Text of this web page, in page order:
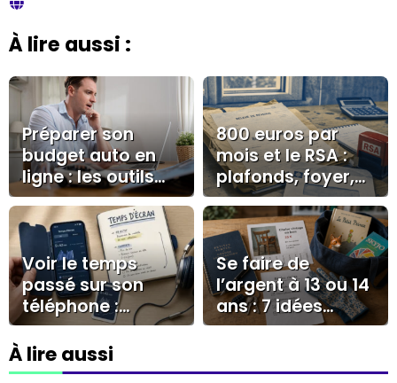
À lire aussi :
Préparer son
budget auto en
ligne : les outils
digitaux qui
changent tout
avant la
concession
800 euros par
mois et le RSA :
plafonds, foyer,
forfait logement
Voir le temps
passé sur son
téléphone :
iPhone, Android,
widgets et limites
utiles
Se faire de
l’argent à 13 ou 14
ans : 7 idées
concrètes et les
À lire aussi